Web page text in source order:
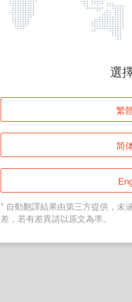
頁面
返
選
繁
简
* 自動翻譯結果由第三方提供，未
差，若有差異請以原文為準。